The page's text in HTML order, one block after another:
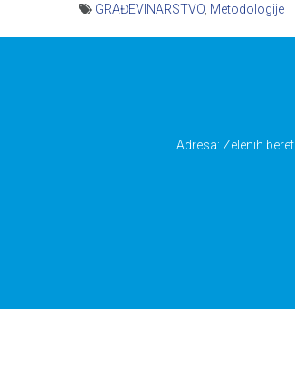
GRAĐEVINARSTVO Metodologije
Adresa: Zelenih